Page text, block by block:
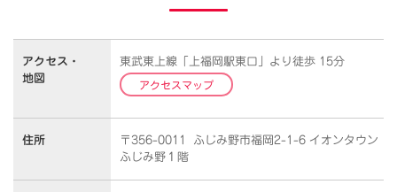
アクセス・
地図
東武東上線「上福岡駅東口」より徒歩 15分
アクセスマップ
住所
〒356-0011 ふじみ野市福岡2-1-6 イオンタウン
ふじみ野１階